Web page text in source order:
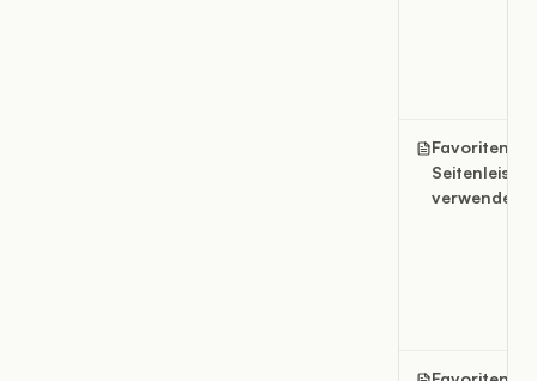
Favoriten in
Seitenleiste
verwenden